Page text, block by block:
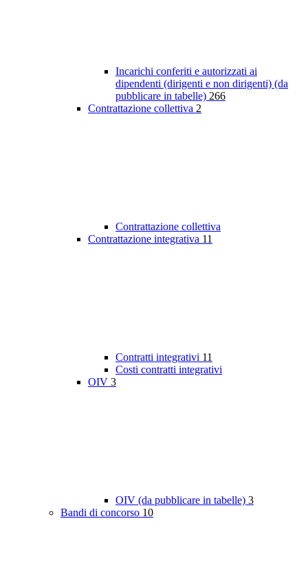
Incarichi conferiti e autorizzati ai
dipendenti (dirigenti e non dirigenti) (da
pubblicare in tabelle) 266
Contrattazione collettiva 2
Contrattazione collettiva
Contrattazione integrativa 11
Contratti integrativi 11
Costi contratti integrativi
OIV 3
OIV (da pubblicare in tabelle) 3
Bandi di concorso 10